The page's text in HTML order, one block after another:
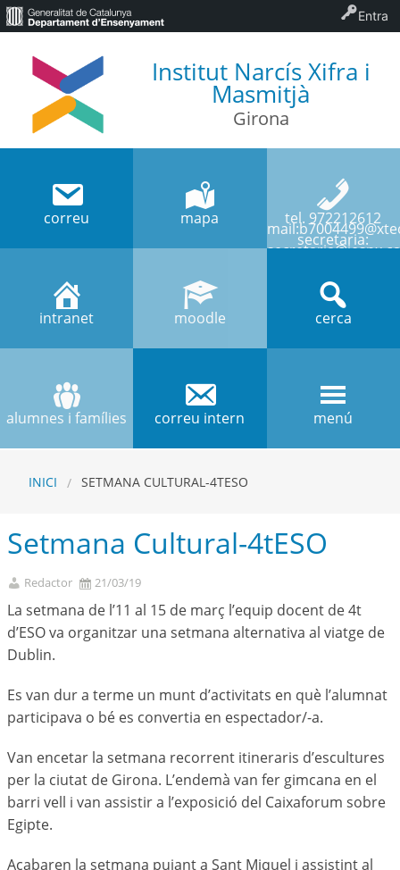
Institut Narcís Xifra i
Masmitjà
Girona
correu mapa tel. 972212612
secretaria:
intranet moodle cerca
alumnes i famílies correu intern menú
INICI SETMANA CULTURAL-4TESO
Setmana Cultural-4tESO
Redactor 21/03/19
La setmana de l’11 al 15 de març l’equip docent de 4t
d’ESO va organitzar una setmana alternativa al viatge de
Dublin.
Es van dur a terme un munt d’activitats en què l’alumnat
participava o bé es convertia en espectador/-a.
Van encetar la setmana recorrent itineraris d’escultures
per la ciutat de Girona. L’endemà van fer gimcana en el
barri vell i van assistir a l’exposició del Caixaforum sobre
Egipte.
Acabaren la setmana pujant a Sant Miquel i assistint al
Entra